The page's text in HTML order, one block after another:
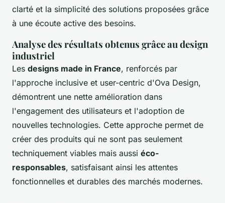
clarté et la simplicité des solutions proposées grâce
à une écoute active des besoins.
Analyse des résultats obtenus grâce au design
industriel
Les designs made in France, renforcés par
l'approche inclusive et user-centric d'Ova Design,
démontrent une nette amélioration dans
l'engagement des utilisateurs et l'adoption de
nouvelles technologies. Cette approche permet de
créer des produits qui ne sont pas seulement
techniquement viables mais aussi éco-
responsables, satisfaisant ainsi les attentes
fonctionnelles et durables des marchés modernes.